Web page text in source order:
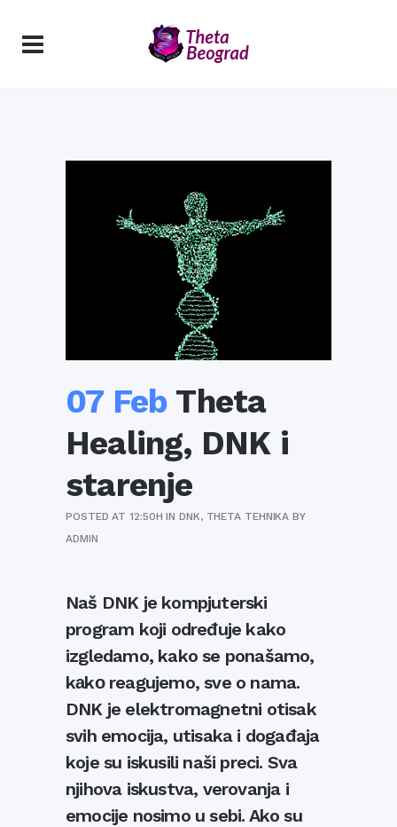
07 Feb Theta
Healing, DNK i
starenje
POSTED AT 12:50H INDNK, THETA TEHNIKA BY
ADMIN
Naš DNK je kompjuterski
program koji određuje kako
izgledamo, kako se ponašamo,
kаkо reagujemo, sve o nama.
DNK je elektromagnetni otisak
svih emocija, utisaka i događaja
koje su iskusili naši preci. Sva
njihova iskustva, verovanja i
emocije nosimo u sebi. Ako su